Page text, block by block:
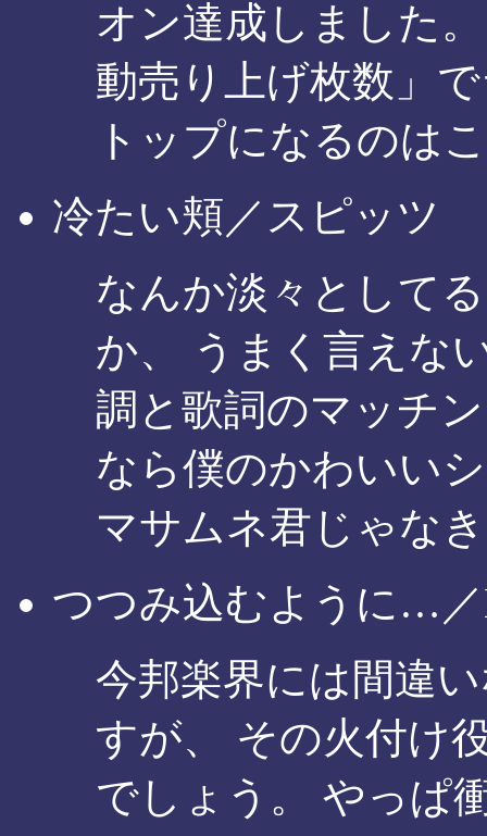
オン達成しました
動売り上げ枚数」
トップになるのは
冷たい頬／スピッツ
なんか淡々として
か、 うまく言えな
調と歌詞のマッチ
なら僕のかわいい
マサムネ君じゃな
つつみ込むように…
今邦楽界には間違
すが、 その火付け
でしょう。 やっぱ